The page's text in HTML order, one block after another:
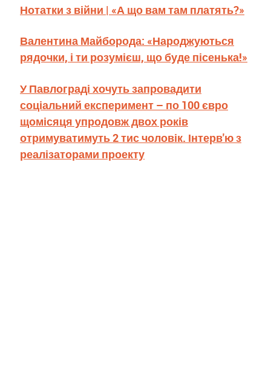
Нотатки з війни | «А що вам там платять?»
Валентина Майборода: «Народжуються
рядочки, і ти розумієш, що буде пісенька!»
У Павлограді хочуть запровадити
соціальний експеримент – по 100 євро
щомісяця упродовж двох років
отримуватимуть 2 тис чоловік. Інтерв'ю з
реалізаторами проекту